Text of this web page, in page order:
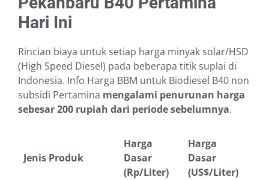
Hari Ini
Rincian biaya untuk setiap harga minyak solar/HSD
(High Speed Diesel) pada beberapa titik suplai di
Indonesia. Info Harga BBM untuk Biodiesel B40 non
subsidi Pertamina mengalami penurunan harga
sebesar 200 rupiah dari periode sebelumnya.
Jenis Produk
Harga
Dasar
(Rp/Liter)
Harga
Dasar
(US$/Liter)